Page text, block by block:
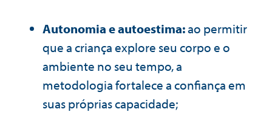
Autonomia e autoestima:ao permitir
que a criança explore seu corpo e o
ambiente no seu tempo, a
metodologia fortalece a confiança em
suas próprias capacidade;